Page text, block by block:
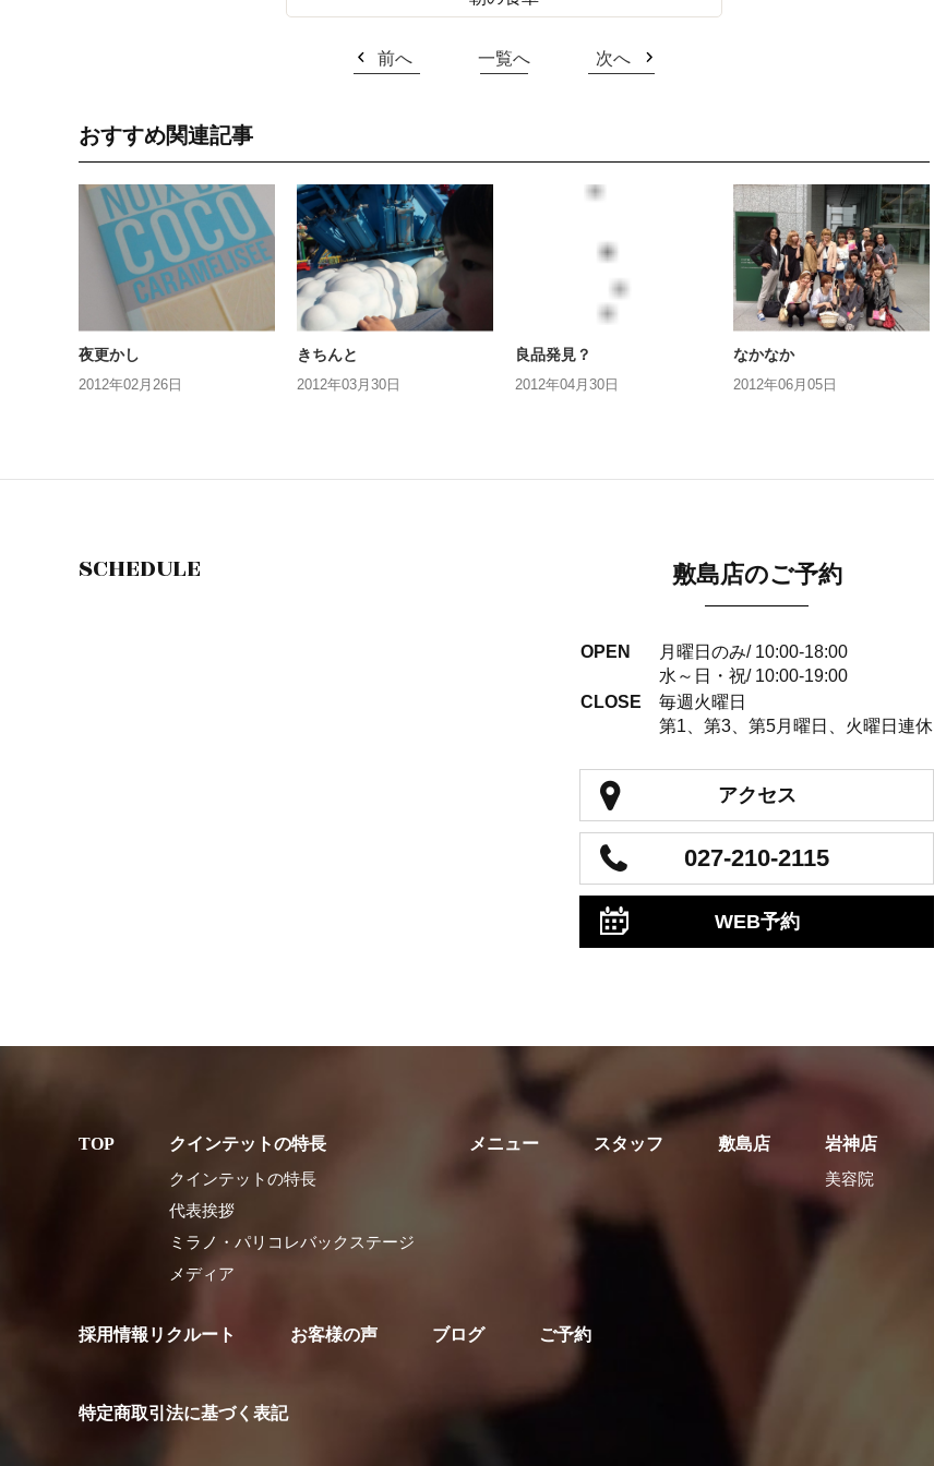
前へ 一覧へ 次へ
おすすめ関連記事
夜更かし
2012年02月26日
きちんと
2012年03月30日
良品発見？
2012年04月30日
なかなか
2012年06月05日
SCHEDULE 敷島店のご予約
OPEN
月曜日のみ/ 10:00-18:00
水～日・祝/ 10:00-19:00
CLOSE
毎週火曜日
第1、第3、第5月曜日、火曜日連休
アクセス
027-210-2115
WEB予約
クインテットの特長
クインテットの特長
代表挨拶
ミラノ・パリコレバックステージ
メディア
メニュー スタッフ 敷島店
岩神店
美容院
採用情報リクルート お客様の声 ブログ ご予約
特定商取引法に基づく表記